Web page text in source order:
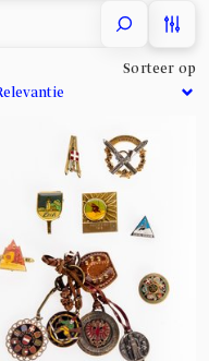
filter
Sorteer op